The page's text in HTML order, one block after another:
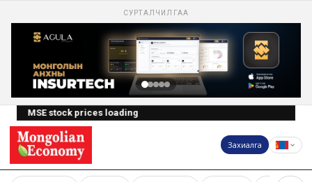
СУРТАЛЧИЛГАА
MSE stock prices loading
Захиалга